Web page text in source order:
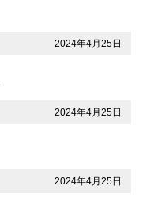
2024年4月25日
2024年4月25日
2024年4月25日